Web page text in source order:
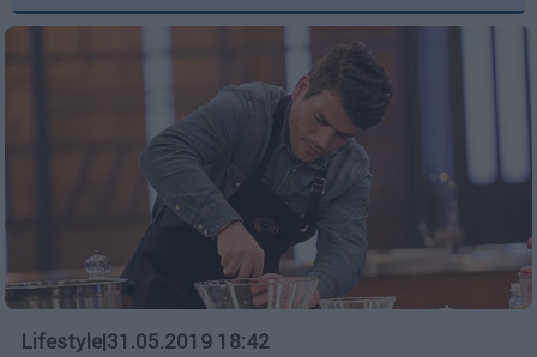
Lifestyle|31.05.2019 18:42